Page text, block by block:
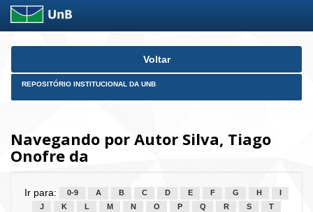
Skip
Voltar
REPOSITÓRIO INSTITUCIONAL DA UNB
Navegando por Autor Silva, Tiago
Onofre da
Ir para: 0-9 A B C D E F G H
J
K L M N O P Q R S
T